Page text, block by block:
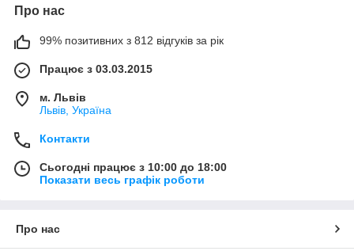
Про нас
99% позитивних з 812 відгуків за рік
Працює з 03.03.2015
м. Львів
Львів, Україна
Контакти
Сьогодні працює з 10:00 до 18:00
Показати весь графік роботи
Про нас